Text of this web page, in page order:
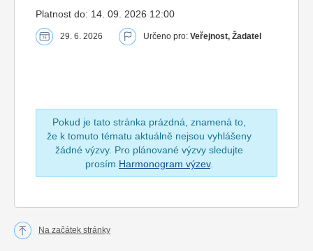
Platnost do: 14. 09. 2026 12:00
29. 6. 2026 Určeno pro: Veřejnost, Žadatel
Pokud je tato stránka prázdná, znamená to,
že k tomuto tématu aktuálně nejsou vyhlášeny
žádné výzvy. Pro plánované výzvy sledujte
prosím Harmonogram výzev.
Na začátek stránky